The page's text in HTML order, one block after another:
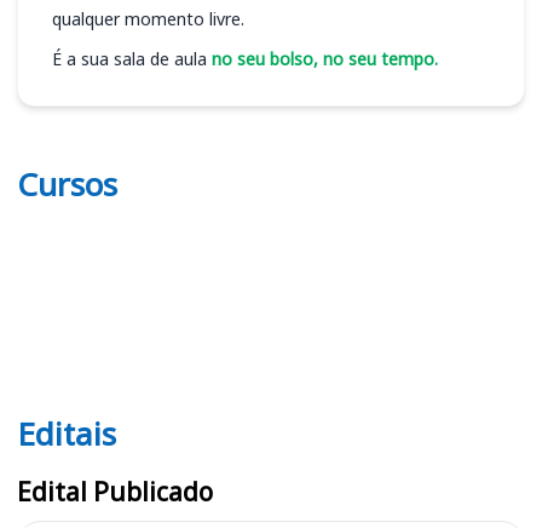
qualquer momento livre.
É a sua sala de aula no seu bolso, no seu tempo.
Cursos
Editais MP PB
Editais
Edital Publicado